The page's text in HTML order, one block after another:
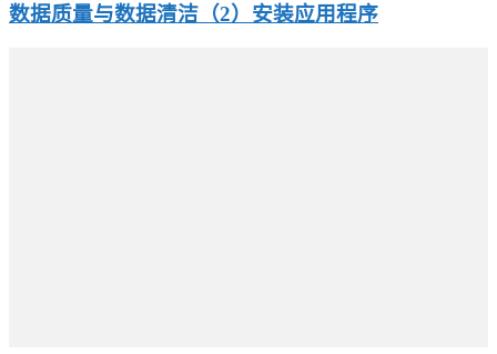
数据质量与数据清洁（2）安装应用程序